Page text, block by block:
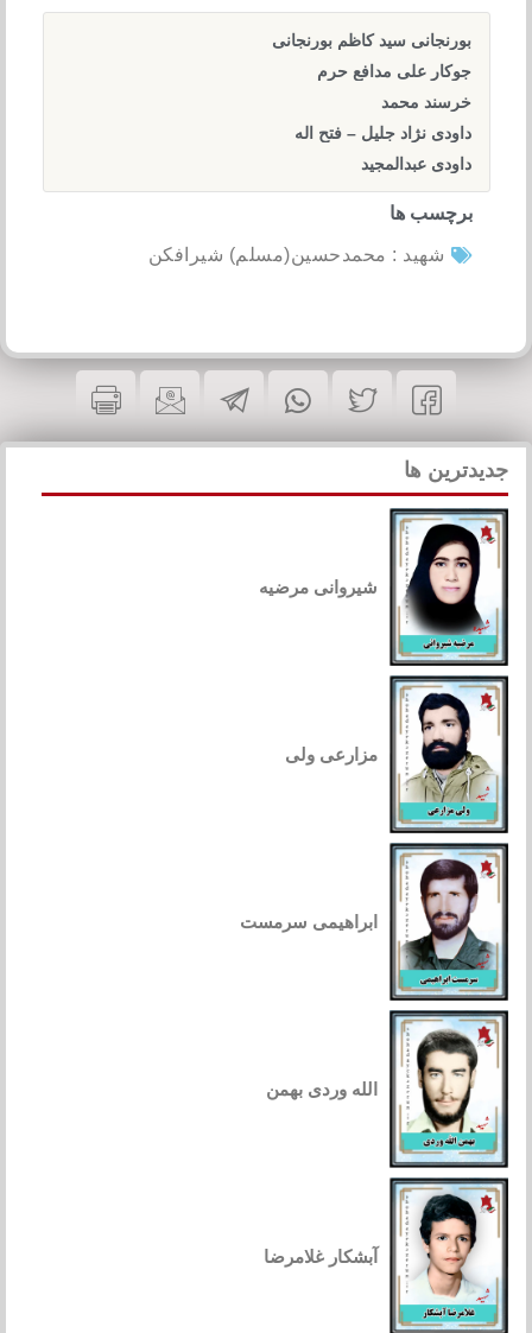
بورنجانی سید کاظم بورنجانی
جوکار علی مدافع حرم
خرسند محمد
داودی نژاد جلیل – فتح اله
داودی عبدالمجید
برچسب ها
شهید : محمدحسین(مسلم) شیرافکن
جدیدترین ها
شیروانی مرضیه
مزارعی ولی
ابراهیمی سرمست
الله وردی بهمن
آبشکار غلامرضا